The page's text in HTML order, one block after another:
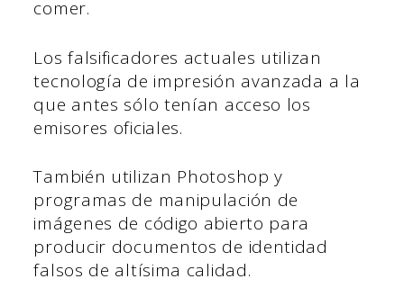
comer.
Los falsificadores actuales utilizan
tecnología de impresión avanzada a la
que antes sólo tenían acceso los
emisores oficiales.
También utilizan Photoshop y
programas de manipulación de
imágenes de código abierto para
producir documentos de identidad
falsos de altísima calidad.